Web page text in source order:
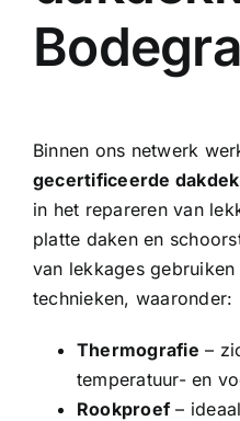
Binnen ons netwerk
gecertificeerde
in het repareren van
platte daken en
van lekkages
technieken, waaronder:
Thermografie –
temperatuur- en
Rookproef–